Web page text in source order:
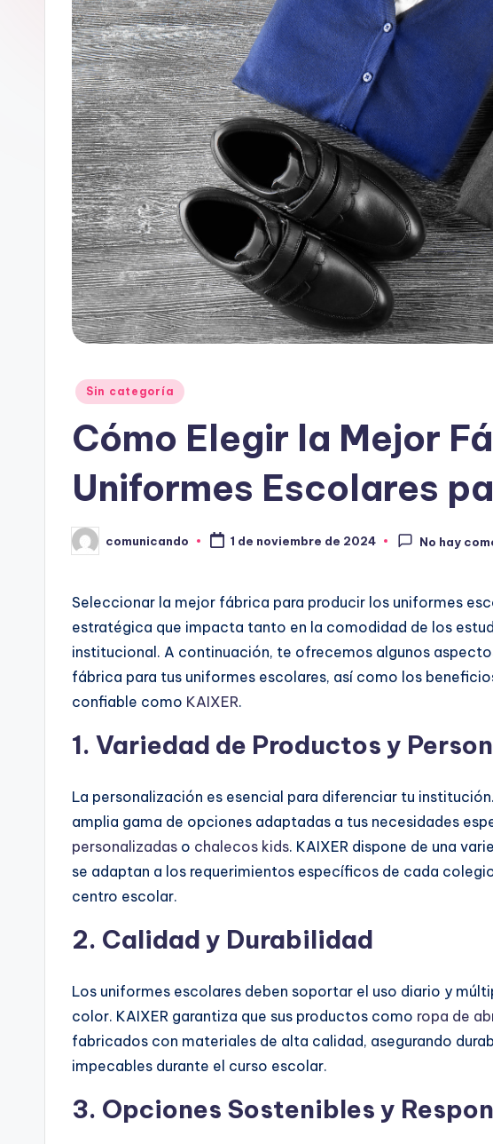
A
N
D
O
Publicado
Sin categoría
Cómo Elegir la Mejor
Uniformes Escolares
Publicado
por
comunicando 1 de noviembre de 2024 No hay
Seleccionar la mejor fábrica para producir los uniformes
estratégica que impacta tanto en la comodidad de los
institucional. A continuación, te ofrecemos algunos
fábrica para tus uniformes escolares, así como los
confiable como KAIXER.
1. Variedad de Productos y
La personalización es esencial para diferenciar tu
amplia gama de opciones adaptadas a tus necesidades
personalizadas o chalecos kids. KAIXER dispone de una
se adaptan a los requerimientos específicos de cada
centro escolar.
2. Calidad y Durabilidad
Los uniformes escolares deben soportar el uso diario y
color. KAIXER garantiza que sus productos como ropa de
fabricados con materiales de alta calidad, asegurando
impecables durante el curso escolar.
3. Opciones Sostenibles y